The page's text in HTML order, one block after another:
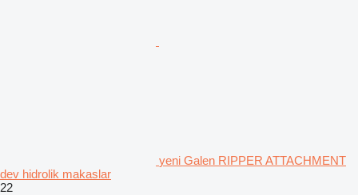
yeni Galen RIPPER ATTACHMENT
dev hidrolik makaslar
22